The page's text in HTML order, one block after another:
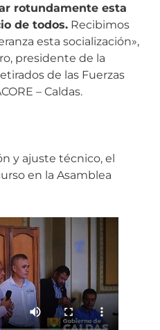
rotundamente esta
de todos. Recibimos
esta socialización»,
presidente de la
de las Fuerzas
– Caldas.
y ajuste técnico, el
en la Asamblea